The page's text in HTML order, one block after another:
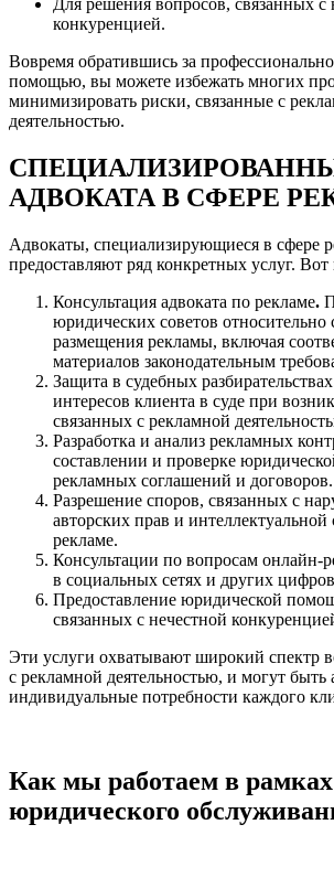
Для решения вопросов, связанных с
конкуренцией.
Вовремя обратившись за
помощью, вы можете избежать многих
минимизировать риски, связанные с
деятельностью.
АДВОКАТА В СФЕРЕ
Адвокаты, специализирующиеся в сфере
предоставляют ряд конкретных услуг.
Консультация адвоката по рекламе.
юридических советов относительно
размещения рекламы, включая
материалов законодательным
Защита в судебных
интересов клиента в суде при
связанных с рекламной
Разработка и анализ рекламных
составлении и проверке
рекламных соглашений и договоров.
Разрешение споров, связанных с
авторских прав и интеллектуальной
рекламе.
Консультации по вопросам онлайн-
в социальных сетях и других
Предоставление юридической
связанных с нечестной
Эти услуги охватывают широкий спектр
с рекламной деятельностью, и могут
индивидуальные потребности каждого
Как мы работаем в рамках
юридического